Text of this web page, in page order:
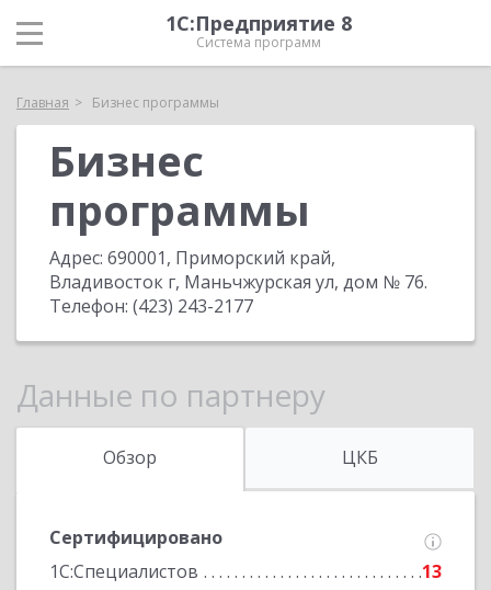
1С:Предприятие 8
Система программ
Главная Бизнес программы
Бизнес
программы
Адрес: 690001, Приморский край,
Владивосток г, Маньчжурская ул, дом № 76.
Телефон: (423) 243-2177
Данные по партнеру
Обзор ЦКБ
Сертифицировано
1С:Специалистов
13